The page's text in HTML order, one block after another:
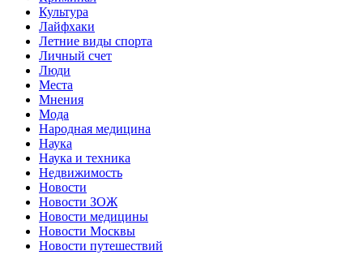
Культура
Лайфхаки
Летние виды спорта
Личный счет
Люди
Места
Мнения
Мода
Народная медицина
Наука
Наука и техника
Недвижимость
Новости
Новости ЗОЖ
Новости медицины
Новости Москвы
Новости путешествий